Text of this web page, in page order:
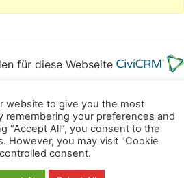
für diese Webseite
Kopierrechte
Impressum
Kontakt
reserved
website to give you the most
remembering your preferences and
“Accept All”, you consent to the
However, you may visit "Cookie
consent.